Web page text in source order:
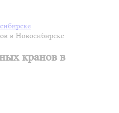
в Новосибирске
кранов в